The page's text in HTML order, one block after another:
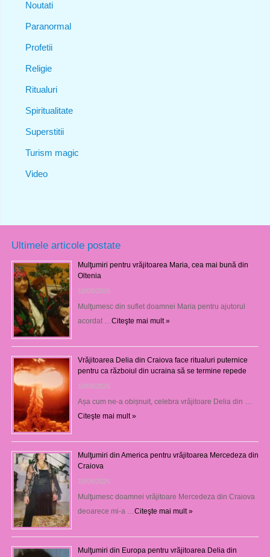
Noutati
Paranormal
Profetii
Religie
Ritualuri
Spiritualitate
Superstitii
Turism magic
Video
Ultimele articole postate
Mulţumiri pentru vrăjitoarea Maria, cea mai bună din
Oltenia
10/08/2026
Mulţumesc din suflet doamnei Maria pentru ajutorul
acordat …Citeşte mai mult »
Vrăjitoarea Delia din Craiova face ritualuri puternice
pentru ca războiul din ucraina să se termine repede
10/08/2026
Așa cum ne-a obișnuit, celebra vrăjitoare Delia din …
Citeşte mai mult »
Mulţumiri din America pentru vrăjitoarea Mercedeza din
Craiova
10/08/2026
Mulţumesc doamnei vrăjitoare Mercedeza din Craiova
deoarece mi-a …Citeşte mai mult »
Mulţumiri din Europa pentru vrăjitoarea Delia din